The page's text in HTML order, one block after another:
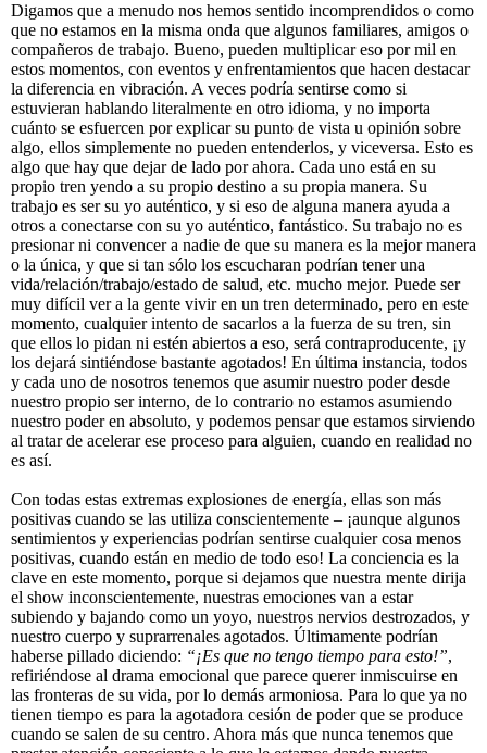
Digamos que a menudo nos hemos sentido incomprendidos o como
que no estamos en la misma onda que algunos familiares, amigos o
compañeros de trabajo. Bueno, pueden multiplicar eso por mil en
estos momentos, con eventos y enfrentamientos que hacen destacar
la diferencia en vibración. A veces podría sentirse como si
estuvieran hablando literalmente en otro idioma, y no importa
cuánto se esfuercen por explicar su punto de vista u opinión sobre
algo, ellos simplemente no pueden entenderlos, y viceversa. Esto es
algo que hay que dejar de lado por ahora. Cada uno está en su
propio tren yendo a su propio destino a su propia manera. Su
trabajo es ser su yo auténtico, y si eso de alguna manera ayuda a
otros a conectarse con su yo auténtico, fantástico. Su trabajo no es
presionar ni convencer a nadie de que su manera es la mejor manera
o la única, y que si tan sólo los escucharan podrían tener una
vida/relación/trabajo/estado de salud, etc. mucho mejor. Puede ser
muy difícil ver a la gente vivir en un tren determinado, pero en este
momento, cualquier intento de sacarlos a la fuerza de su tren, sin
que ellos lo pidan ni estén abiertos a eso, será contraproducente, ¡y
los dejará sintiéndose bastante agotados! En última instancia, todos
y cada uno de nosotros tenemos que asumir nuestro poder desde
nuestro propio ser interno, de lo contrario no estamos asumiendo
nuestro poder en absoluto, y podemos pensar que estamos sirviendo
al tratar de acelerar ese proceso para alguien, cuando en realidad no
es así.
Con todas estas extremas explosiones de energía, ellas son más
positivas cuando se las utiliza conscientemente – ¡aunque algunos
sentimientos y experiencias podrían sentirse cualquier cosa menos
positivas, cuando están en medio de todo eso! La conciencia es la
clave en este momento, porque si dejamos que nuestra mente dirija
el show inconscientemente, nuestras emociones van a estar
subiendo y bajando como un yoyo, nuestros nervios destrozados, y
nuestro cuerpo y suprarrenales agotados. Últimamente podrían
haberse pillado diciendo: “¡Es que no tengo tiempo para esto!”,
refiriéndose al drama emocional que parece querer inmiscuirse en
las fronteras de su vida, por lo demás armoniosa. Para lo que ya no
tienen tiempo es para la agotadora cesión de poder que se produce
cuando se salen de su centro. Ahora más que nunca tenemos que